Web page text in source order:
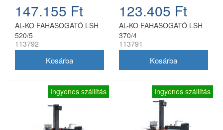
147.155 Ft
AL-KO FAHASOGATÓ LSH
520/5
113792
123.405 Ft
AL-KO FAHASOGATÓ LSH
370/4
113791
Ingyenes szállítás Ingyenes szállítás